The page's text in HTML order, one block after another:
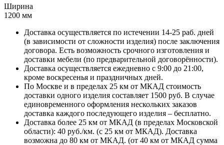
Ширина
1200 мм
Доставка осуществляется по истечении 14-25 раб. дней
(в зависимости от сложности изделия) после заключения
договора. Есть возможность срочного изготовления и
доставки мебели (по предварительной договорённости).
Доставка осуществляется ежедневно с 9:00 до 21:00,
кроме воскресенья и праздничных дней.
По Москве и в пределах 25 км от МКАД стоимость
доставки одного изделия составляет 1500 руб. В случае
единовременного оформления нескольких заказов
доставка каждого последующего изделия – бесплатно.
Доставка более 25 км от МКАД (в пределах Московской
области): 40 руб./км. (с 25 км от МКАД). Доставка
возможна до 80 км от МКАД. (от 40 км от МКАД сумма